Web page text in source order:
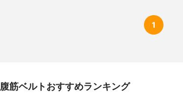
1
腹筋ベルトおすすめランキング